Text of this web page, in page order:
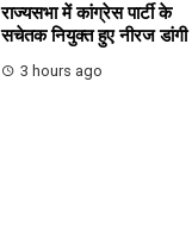
राज्यसभा में कांग्रेस पार्टी के
सचेतक नियुक्त हुए नीरज डांगी
3 hours ago